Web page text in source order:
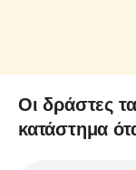
Οι δράστες
κατάστημα